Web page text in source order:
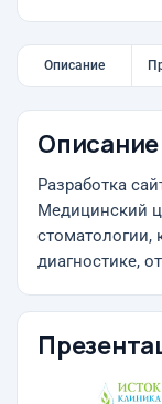
Описание
Описание
Разработка
Медицинский
стоматологии,
диагностике,